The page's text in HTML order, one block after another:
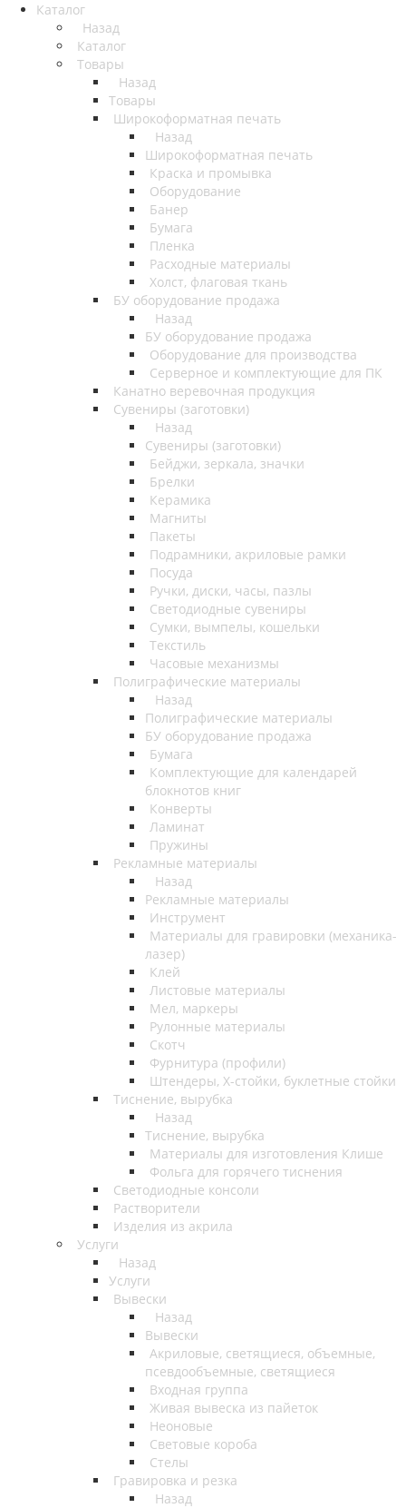
Каталог
Назад
Каталог
Товары
Назад
Товары
Широкоформатная печать
Назад
Широкоформатная печать
Краска и промывка
Оборудование
Банер
Бумага
Пленка
Расходные материалы
Холст, флаговая ткань
БУ оборудование продажа
Назад
БУ оборудование продажа
Оборудование для производства
Серверное и комплектующие для ПК
Канатно веревочная продукция
Сувениры (заготовки)
Назад
Сувениры (заготовки)
Бейджи, зеркала, значки
Брелки
Керамика
Магниты
Пакеты
Подрамники, акриловые рамки
Посуда
Ручки, диски, часы, пазлы
Светодиодные сувениры
Сумки, вымпелы, кошельки
Текстиль
Часовые механизмы
Полиграфические материалы
Назад
Полиграфические материалы
БУ оборудование продажа
Бумага
Комплектующие для календарей
блокнотов книг
Конверты
Ламинат
Пружины
Рекламные материалы
Назад
Рекламные материалы
Инструмент
Материалы для гравировки (механика-
лазер)
Клей
Листовые материалы
Мел, маркеры
Рулонные материалы
Скотч
Фурнитура (профили)
Штендеры, Х-стойки, буклетные стойки
Тиснение, вырубка
Назад
Тиснение, вырубка
Материалы для изготовления Клише
Фольга для горячего тиснения
Светодиодные консоли
Растворители
Изделия из акрила
Услуги
Назад
Услуги
Вывески
Назад
Вывески
Акриловые, светящиеся, объемные,
псевдообъемные, светящиеся
Входная группа
Живая вывеска из пайеток
Неоновые
Световые короба
Стелы
Гравировка и резка
Назад